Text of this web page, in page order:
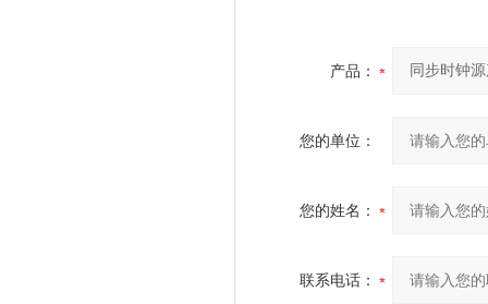
产品：
您的单位：
您的姓名：
联系电话：